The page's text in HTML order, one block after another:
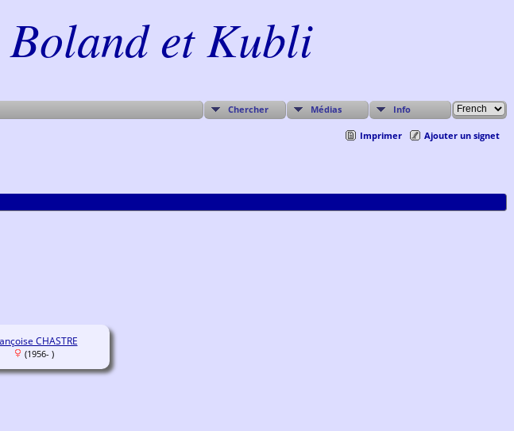
et Kubli
Chercher Médias Info
Imprimer Ajouter un signet
CHASTRE
(1956- )